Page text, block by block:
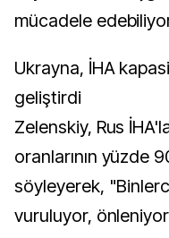
mücadele
Ukrayna, İHA
geliştirdi
Zelenskiy, Rus
oranlarının yüzde
söyleyerek,
vuruluyor,